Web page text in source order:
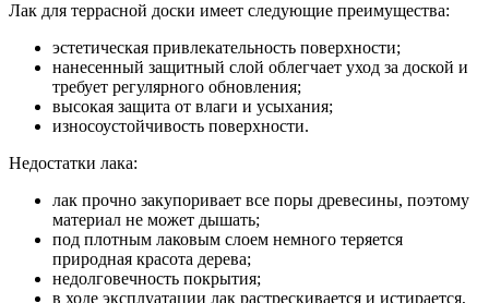
Лак для террасной доски имеет следующие преимущества:
эстетическая привлекательность поверхности;
нанесенный защитный слой облегчает уход за доской и
требует регулярного обновления;
высокая защита от влаги и усыхания;
износоустойчивость поверхности.
Недостатки лака:
лак прочно закупоривает все поры древесины, поэтому
материал не может дышать;
под плотным лаковым слоем немного теряется
природная красота дерева;
недолговечность покрытия;
в ходе эксплуатации лак растрескивается и истирается,